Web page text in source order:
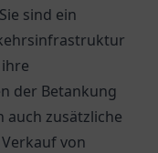
sind ein
der Betankung
auch zusätzliche
von